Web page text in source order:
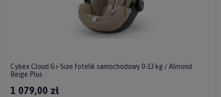
Cybex Cloud G i-Size fotelik samochodowy 0-13 kg / Almond
Beige Plus
1 079,00 zł